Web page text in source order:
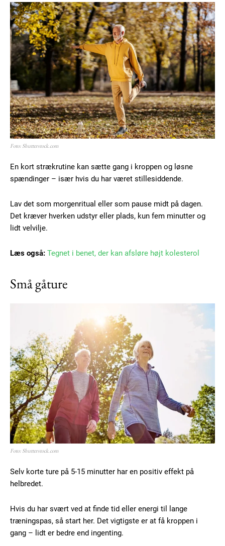
100DKK / year
Etiam est nibh, lobortis sit
Praesent euismod ac
Ut mollis pellentesque tortor
Nullam eu erat condimentum
Donec quis est ac felis
Orci varius natoque dolor
Foto: Shutterstock.com
En kort strækrutine kan sætte gang i kroppen og løsne
spændinger – især hvis du har været stillesiddende.
Lav det som morgenritual eller som pause midt på dagen.
Det kræver hverken udstyr eller plads, kun fem minutter og
lidt velvilje.
Læs også: Tegnet i benet, der kan afsløre højt kolesterol
Små gåture
Foto: Shutterstock.com
Selv korte ture på 5-15 minutter har en positiv effekt på
helbredet.
Hvis du har svært ved at finde tid eller energi til lange
træningspas, så start her. Det vigtigste er at få kroppen i
gang – lidt er bedre end ingenting.